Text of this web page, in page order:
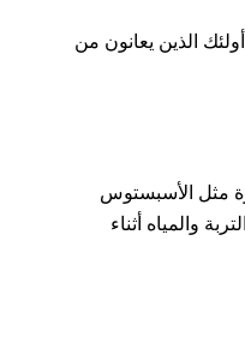
الذين يعانون من
مثل الأسبستوس
والمياه أثناء